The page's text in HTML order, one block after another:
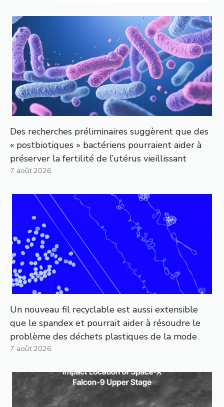
Des recherches préliminaires suggèrent que des
« postbiotiques » bactériens pourraient aider à
préserver la fertilité de l’utérus vieillissant
7 août 2026
Un nouveau fil recyclable est aussi extensible
que le spandex et pourrait aider à résoudre le
problème des déchets plastiques de la mode
7 août 2026